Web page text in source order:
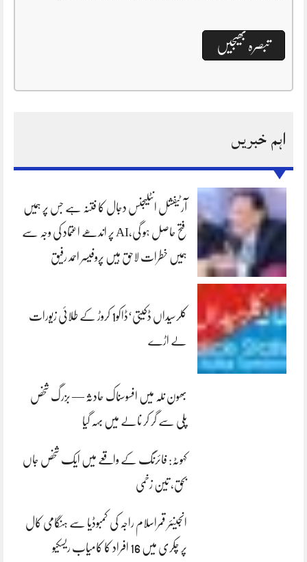
اہم خبریں
آرٹیفشل انٹلیجنس دجال کا فتنہ ہے جس پر ہمیں
فتح حاصل ہو گی،AI پر اندھے اعتماد کی وجہ سے
ہمیں خطرات لاحق ہیں پروفیسر احمد رفیق
کلرسیداں ڈکیتی‘ڈاکو1 کروڑ کے طلائی زیورات
لے اڑے
بھون نلہ میں افسوسناک حادثہ — بزرگ شخص
پلی سے گر کر نالے میں بہہ گیا
کہوٹہ: فائرنگ کے واقعے میں ایک شخص جاں
بحق، تین زخمی
انجینئر قمراسلام راجہ کی کمبوڈیا سے ہنگامی کال
پر چکری میں 16 افراد کا کامیاب ریسکیو